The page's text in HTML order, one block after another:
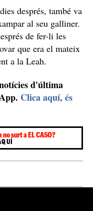
després, també va
al seu galliner.
de fer-li les
que era el mateix
a la Leah.
d'última
Clica aquí, és
surt a EL CASO?